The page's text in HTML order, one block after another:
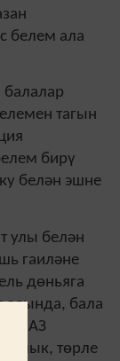
белем ала
балалар
тагын
бирү
белән эшне
улы белән
гаиләне
дөньяга
ялында, бала
ашлык, төрле